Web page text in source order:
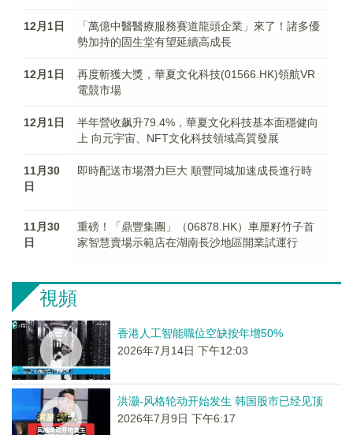
12月1日
「萬億中醫醫療服務賽道龍頭企業」來了！諸多優
勢加持的固生堂有望延續高成長
12月1日
再度斬獲大獎，華夏文化科技(01566.HK)領航VR
電競市場
12月1日
半年營收飙升79.4%，華夏文化科技基本面穩健向
上 向元宇宙、NFT文化科技領域高質發展
11月30
日
即時配送市場潛力巨大 順豐同城加速成長進行時
11月30
日
重磅！「鼎豐集團」（06878.HK）車厘籽竹子首
家智慧賣場示範店在湖南長沙地區開業試運行
視頻
香港人工智能職位空缺按年增50%
2026年7月14日 下午12:03
洪灏-风格轮动开始发生 韩国股市已经见顶
2026年7月9日 下午6:17